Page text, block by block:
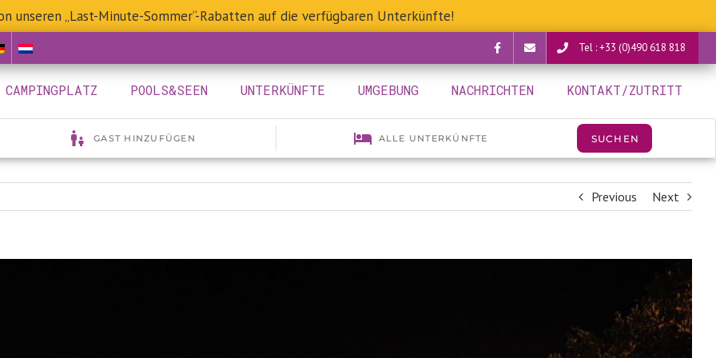
unseren „Last-Minute-Sommer“-Rabatten auf die verfügbaren Unterkünfte!
Tel : +33 (0)490 618 818
CAMPINGPLATZ POOLS&SEEN UNTERKÜNFTE UMGEBUNG NACHRICHTEN KONTAKT/ZUTRITT
Previous Next